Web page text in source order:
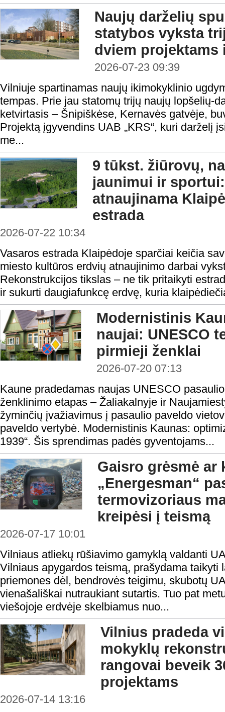
Naujų darželių
statybos vyksta
dviem projektams
2026-07-23 09:39
Vilniuje spartinamas naujų ikimokyklinio
tempas. Prie jau statomų trijų naujų lopšelių-
ketvirtasis – Šnipiškėse, Kernavės gatvėje,
Projektą įgyvendins UAB „KRS“, kuri darželį
me...
9 tūkst. žiūrovų,
jaunimui ir
atnaujinama
estrada
2026-07-22 10:34
Vasaros estrada Klaipėdoje sparčiai keičia
miesto kultūros erdvių atnaujinimo darbai
Rekonstrukcijos tikslas – ne tik pritaikyti
ir sukurti daugiafunkcę erdvę, kuria
Modernistinis
naujai: UNESCO
pirmieji ženklai
2026-07-20 07:13
Kaune pradedamas naujas UNESCO
ženklinimo etapas – Žaliakalnyje ir
žyminčių įvažiavimus į pasaulio paveldo
paveldo vertybė. Modernistinis Kaunas:
1939“. Šis sprendimas padės gyventojams...
Gaisro grėsmė
„Energesman“
termovizoriaus
kreipėsi į teismą
2026-07-17 10:01
Vilniaus atliekų rūšiavimo gamyklą valdanti
Vilniaus apygardos teismą, prašydama taikyti
priemones dėl, bendrovės teigimu, skubotų
vienašališkai nutraukiant sutartis. Tuo pat
viešojoje erdvėje skelbiamus nuo...
Vilnius pradeda
mokyklų
rangovai beveik
projektams
2026-07-14 13:16